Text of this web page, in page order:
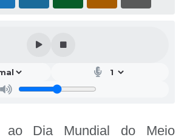
ao Dia Mundial do Meio